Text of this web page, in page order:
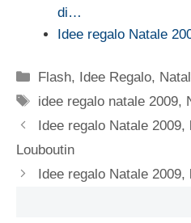
di…
Idee regalo Natale
Categorie
Flash, Idee Regalo,
Tag
idee regalo natale 2009,
Idee regalo Natale
Louboutin
Idee regalo Natale 2009,